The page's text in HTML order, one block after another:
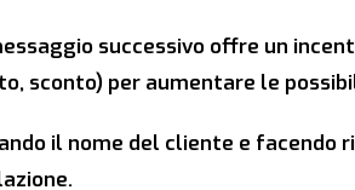
successivo offre un
sconto) per aumentare le
il nome del cliente e facendo